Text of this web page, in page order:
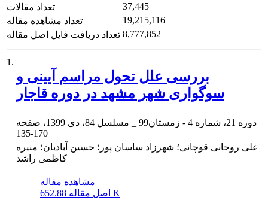
تعداد مقالات
37,445
تعداد مشاهده مقاله
19,215,116
تعداد دریافت فایل اصل مقاله 8,777,852
1.
بررسی علل تحول مراسم آیینی و
سوگواری شهر مشهد در دوره قاجار
دوره 21، شماره 4 - زمستان99 _ مسلسل 84، دی 1399، صفحه
135-170
علی روحانی قوچانی؛ شهرزاد ساسان پور؛ حسین آبادیان؛ منیره
کاظمی راشد
مشاهده مقاله
اصل مقاله 652.88 K